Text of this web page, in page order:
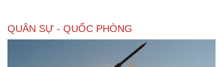
QUÂN SỰ - QUỐC PHÒNG